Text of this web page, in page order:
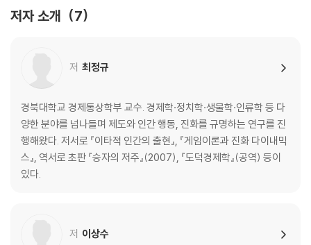
5장 이타성은 본능일까?
이타주의를 추구하는 이기적인 뇌 김학진
6장 이타주의는 인간만의 윤리일까?
인간의 경계는 어디까지인가? - 이타주의의 생리학적 기초 남창훈
저자 소개 7
저 최정규
경북대학교 경제통상학부 교수. 경제학·정치학·생물학·인류학 등 다
양한 분야를 넘나들며 제도와 인간 행동, 진화를 규명하는 연구를 진
행해왔다. 저서로 『이타적 인간의 출현』, 『게임이론과 진화 다이내믹
스』, 역서로 초판 『승자의 저주』(2007), 『도덕경제학』(공역) 등이
있다.
저 이상수